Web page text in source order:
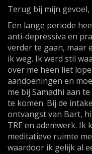
Terug bij mijn
Een lange periode
anti-depressiva en
verder te gaan, maar
ik weg. Ik werd stil
over me heen liet
aandoeningen en
me bij Samadhi aan
te komen. Bij de
ontvangst van Bart,
TRE en ademwerk.
meditatieve ruimte
waardoor ik gelijk al